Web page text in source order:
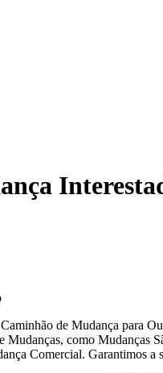
Mudanças, como
Comercial. Garantimos